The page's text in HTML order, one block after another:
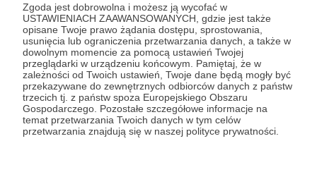
Zgoda jest dobrowolna i możesz ją wycofać w
USTAWIENIACH ZAAWANSOWANYCH, gdzie jest także
opisane Twoje prawo żądania dostępu, sprostowania,
usunięcia lub ograniczenia przetwarzania danych, a także w
dowolnym momencie za pomocą ustawień Twojej
przeglądarki w urządzeniu końcowym. Pamiętaj, że w
zależności od Twoich ustawień, Twoje dane będą mogły być
przekazywane do zewnętrznych odbiorców danych z państw
trzecich tj. z państw spoza Europejskiego Obszaru
Gospodarczego. Pozostałe szczegółowe informacje na
temat przetwarzania Twoich danych w tym celów
przetwarzania znajdują się w naszej polityce prywatności.
Dołącz do grona Patronów!
Wesprzyj działalność AutoraRadio 357już teraz!
Zostań Patronem